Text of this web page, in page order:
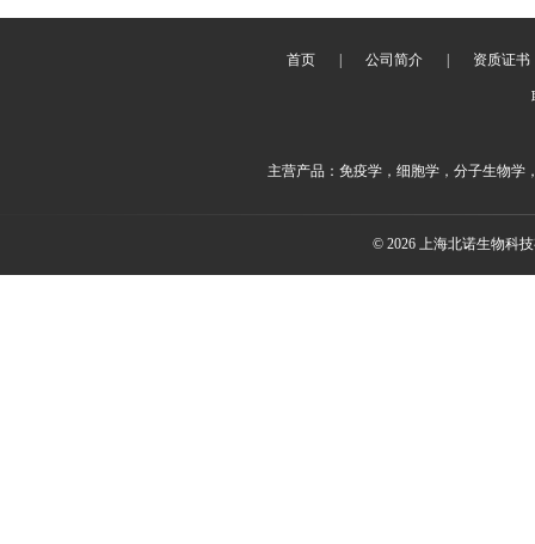
首页 公司简介 资质证书
主营产品：免疫学，细胞学，分子生物学
© 2026 上海北诺生物科